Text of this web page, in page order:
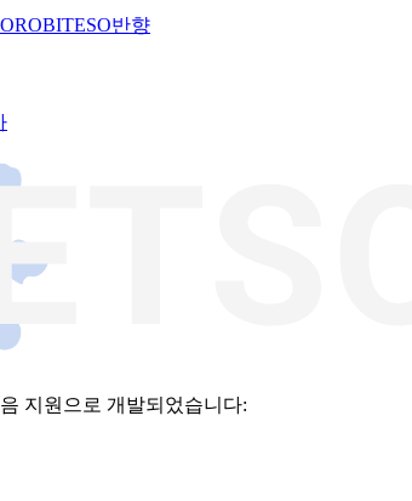
BITESO반향
지원으로 개발되었습니다: